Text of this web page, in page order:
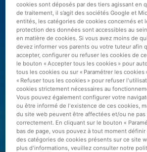
cookies sont déposés par des tiers agissant en
de traitement, il s’agit des sociétés Google et
entités, les catégories de cookies concernés et
protection des données sont accessibles au
en matière de cookies. Si vous avez moins de
devez informer vos parents ou votre tuteur afin
accepter, configurer ou refuser les cookies de
le bouton « Accepter tous les cookies » pour
tous les cookies ou sur « Paramétrer les cookies
« Refuser tous les cookies » pour refuser
cookies strictement nécessaires au
Vous pouvez également configurer votre
ou être informé de l'existence de ces cookies,
du site web peuvent être affectées et/ou ne
correctement. En cliquant sur le bouton «
bas de page, vous pouvez à tout moment
des catégories de cookies présents sur ce site
plus d'informations, veuillez consulter notre